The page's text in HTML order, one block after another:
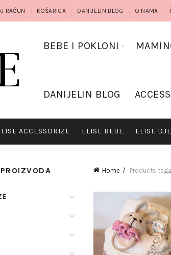
RAČUN KOŠARICA DANIJELIN BLOG O NAMA
BEBE I POKLONI
DANIJELIN BLOG
ACCESSORIZE ELISE BEBE ELISE
Home Products